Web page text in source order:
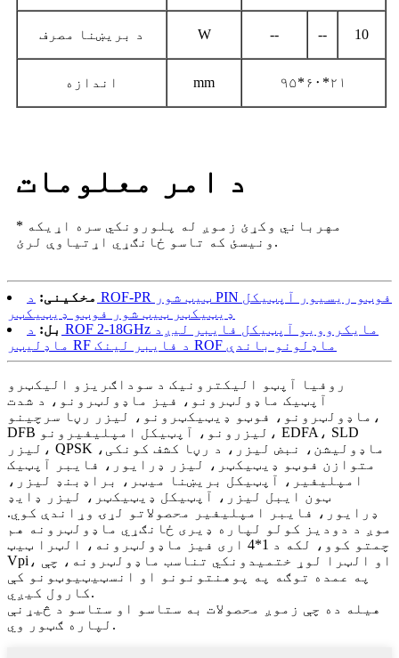
د بریښنا مصرف W -- -- 10
اندازه mm ۹۵*۶۰*۲۱
د امر معلومات
* مهرباني وکړئ زموږ له پلورونکي سره اړیکه
ونیسئ که تاسو ځانګړي اړتیاوې لرئ.
مخکینی: د ROF-PR ټیټ شور PIN فوټو ریسیور آپټیکل
ډیټیکټر ټیټ شور فوټو ډیټیکټر
بل: د ROF 2-18GHz مایکروویو آپټیکل فایبر لیږد
ماډلیټر RF د فایبر لینک ROF ماډلونو باندې
روفیا آپټو الیکترونیک د سوداګریزو الیکټرو
آپټیک ماډولټرونو، فیز ماډولټرونو، د شدت
ماډولټرونو، فوټو ډیټیکټرونو، لیزر رڼا سرچینو،
DFB لیزرونو، آپټیکل امپلیفیرونو، EDFA، SLD
لیزر، QPSK ماډولیشن، نبض لیزر، د رڼا کشف کونکی،
متوازن فوټو ډیټیکټر، لیزر ډرایور، فایبر آپټیک
امپلیفیر، آپټیکل بریښنا میټر، براډبنډ لیزر،
ټون ایبل لیزر، آپټیکل ډیټیکټر، لیزر ډایډ
ډرایور، فایبر امپلیفیر محصولاتو لړۍ وړاندې کوي.
موږ د دودیز کولو لپاره ډیری ځانګړي ماډولټرونه هم
چمتو کوو، لکه د 1*4 اری فیز ماډولټرونه، الټرا ټیټ
Vpi، او الټرا لوړ ختمیدونکي تناسب ماډولټرونه، چې
په عمده توګه په پوهنتونونو او انسټیټیوټونو کې
کارول کیږي.
هیله ده چې زموږ محصولات به ستاسو او ستاسو د څیړنې
لپاره ګټور وي.